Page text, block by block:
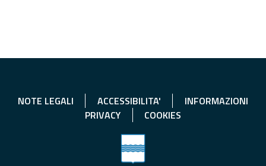
NOTE LEGALI ACCESSIBILITA'
INFORMAZIONI
PRIVACY
COOKIES